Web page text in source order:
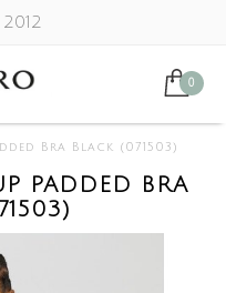
0
Bra Black (071503)
PADDED BRA